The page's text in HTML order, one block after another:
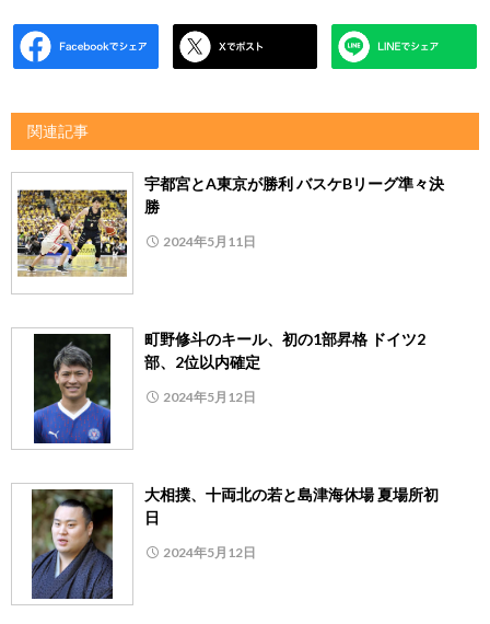
関連記事
宇都宮とA東京が勝利 バスケBリーグ準々決
勝
2024年5月11日
町野修斗のキール、初の1部昇格 ドイツ2
部、2位以内確定
2024年5月12日
大相撲、十両北の若と島津海休場 夏場所初
日
2024年5月12日